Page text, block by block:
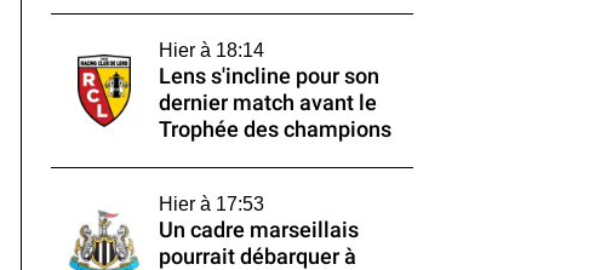
Hier à 18:14
Lens s'incline pour son
dernier match avant le
Trophée des champions
Hier à 17:53
Un cadre marseillais
pourrait débarquer à